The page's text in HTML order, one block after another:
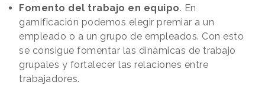
Fomento del trabajo en equipo. En
gamificación podemos elegir premiar a un
empleado o a un grupo de empleados. Con esto
se consigue fomentar las dinámicas de trabajo
grupales y fortalecer las relaciones entre
trabajadores.